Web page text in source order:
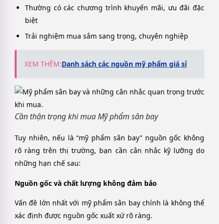
Thường có các chương trình khuyến mãi, ưu đãi đặc
biệt
Trải nghiệm mua sắm sang trọng, chuyên nghiệp
XEM THÊM:Danh sách các nguồn mỹ phẩm giá sỉ
Cần thận trọng khi mua Mỹ phẩm sân bay
Tuy nhiên, nếu là “mỹ phẩm sân bay” nguồn gốc không
rõ ràng trên thị trường, bạn cần cân nhắc kỹ lưỡng do
những hạn chế sau:
Nguồn gốc và chất lượng không đảm bảo
Vấn đề lớn nhất với mỹ phẩm sân bay chính là không thể
xác định được nguồn gốc xuất xứ rõ ràng.